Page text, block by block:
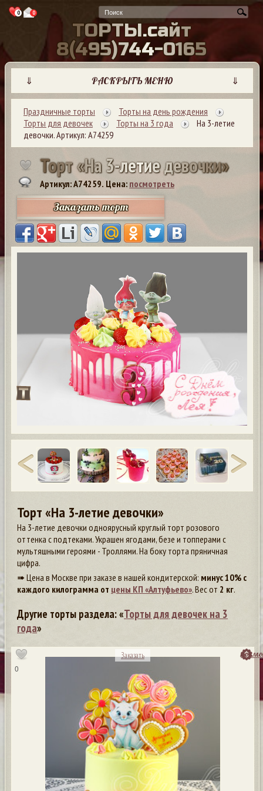
0 0
ТОРТЫ.сайт
8(495)744-0165
⇓ РАСКРЫТЬ МЕНЮ ⇓
Праздничные торты
Торты на день рождения
Торты для девочек
Торты на 3 года
На 3-летие
девочки. Артикул: А74259
Торт«На3-летиедевочки»
Артикул: A74259. Цена: посмотреть
Заказать торт
Торт «На 3-летие девочки»
На 3-летие девочки одноярусный круглый торт розового
оттенка с подтеками. Украшен ягодами, безе и топперами с
мультяшными героями - Троллями. На боку торта пряничная
цифра.
➠ Цена в Москве при заказе в нашей кондитерской: минус 10% с
каждого килограмма от цены КП «Алтуфьево». Вес от 2 кг.
Другие торты раздела: «Торты для девочек на 3
года»
0
Заказать